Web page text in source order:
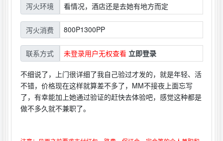
泻火环境 看情况，酒店还是去她有地方而定
泻火消费 800P1300PP
联系方式 未登录用户无权查看 立即登录
不细说了，上门很详细了我自己验过才发的，就是年轻、活
不错，价格现在这样就算差不多了，MM不接夜上面忘写
了，有幸能加上她通过验证的赶快去体验吧，感觉这种都是
做不多久就不兼职了。